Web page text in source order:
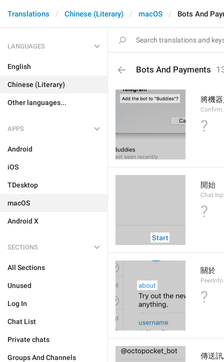
Translations Chinese (Literary) macOS Bots And
LANGUAGES
English
Chinese (Literary)
Other languages...
APPS
Android
iOS
TDesktop
macOS
Android X
SECTIONS
All Sections
Unused
Log In
Chat List
Private chats
Groups And Channels
Bots And Payments
將機
?
開始
?
關於
?
傳送